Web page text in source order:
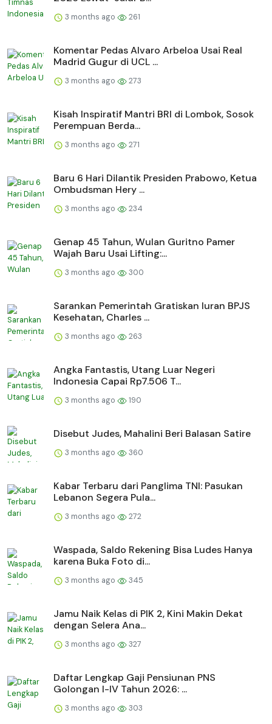
3 months ago 261
Komentar Pedas Alvaro Arbeloa Usai Real
Madrid Gugur di UCL ...
3 months ago 273
Kisah Inspiratif Mantri BRI di Lombok, Sosok
Perempuan Berda...
3 months ago 271
Baru 6 Hari Dilantik Presiden Prabowo, Ketua
Ombudsman Hery ...
3 months ago 234
Genap 45 Tahun, Wulan Guritno Pamer
Wajah Baru Usai Lifting:...
3 months ago 300
Sarankan Pemerintah Gratiskan Iuran BPJS
Kesehatan, Charles ...
3 months ago 263
Angka Fantastis, Utang Luar Negeri
Indonesia Capai Rp7.506 T...
3 months ago 190
Disebut Judes, Mahalini Beri Balasan Satire
3 months ago 360
Kabar Terbaru dari Panglima TNI: Pasukan
Lebanon Segera Pula...
3 months ago 272
Waspada, Saldo Rekening Bisa Ludes Hanya
karena Buka Foto di...
3 months ago 345
Jamu Naik Kelas di PIK 2, Kini Makin Dekat
dengan Selera Ana...
3 months ago 327
Daftar Lengkap Gaji Pensiunan PNS
Golongan I-IV Tahun 2026: ...
3 months ago 303